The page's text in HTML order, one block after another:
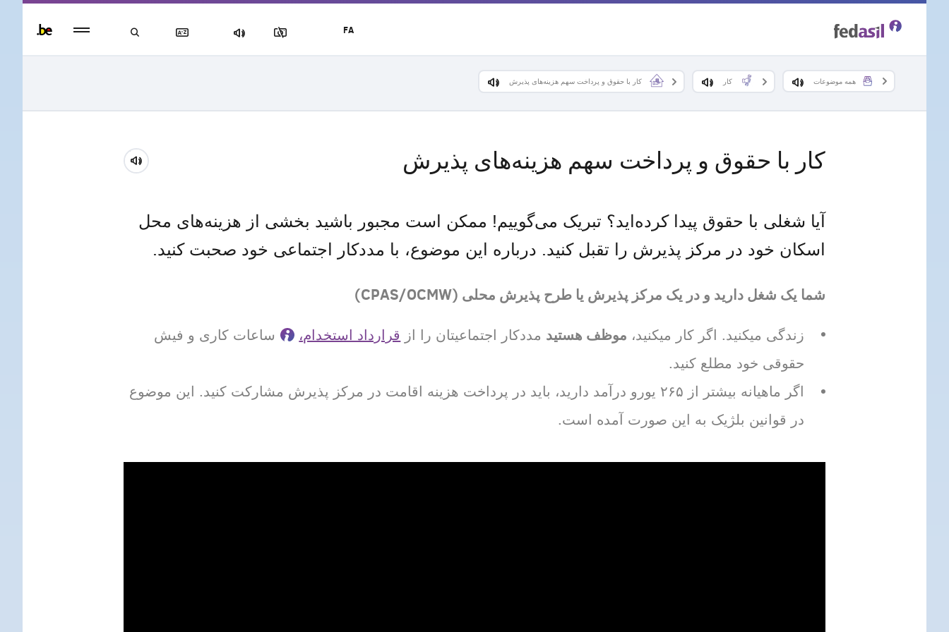
همه موضوعات کار کار با حقوق و پرداخت سهم هزینه‌های پذیرش
کار با حقوق و پرداخت سهم هزینه‌های پذیرش
آیا شغلی با حقوق پیدا کرده‌اید؟ تبریک می‌گوییم! ممکن است مجبور باشید بخشی از هزینه‌های محل
اسکان خود در مرکز پذیرش را تقبل کنید. درباره این موضوع، با مددکار اجتماعی خود صحبت کنید.
شما یک شغل دارید و در یک مرکز پذیرش یا طرح پذیرش محلی (CPAS/OCMW)
زندگی میکنید. اگر کار میکنید، موظف هستید مددکار اجتماعیتان را از قرارداد استخدام،
ساعات کاری و فیش
حقوقی خود مطلع کنید.
اگر ماهیانه بیشتر از ۲۶۵ یورو درآمد دارید، باید در پرداخت هزینه اقامت در مرکز پذیرش مشارکت کنید. این موضوع
در قوانین بلژیک به این صورت آمده است.
FA
footer